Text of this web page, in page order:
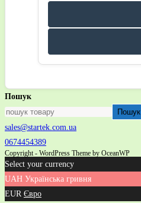
Пошук
Пошук
sales@startek.com.ua
0674454389
Copyright - WordPress Theme by OceanWP
Select your currency
UAH Українська гривня
EUR Євро